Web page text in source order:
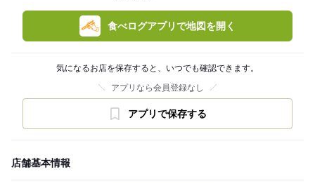
食べログアプリで地図を開く
気になるお店を保存すると、いつでも確認できます。
アプリなら会員登録なし
アプリで保存する
店舗基本情報